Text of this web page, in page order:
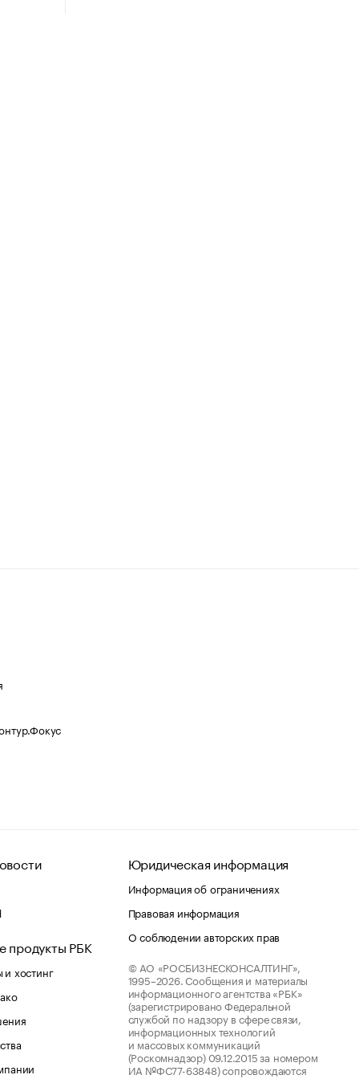
продукты РБК
хостинг
Юридическая информация
Информация об ограничениях
Правовая информация
О соблюдении авторских прав
© АО «РОСБИЗНЕСКОНСАЛТИНГ»,
1995–2026. Сообщения и материалы
информационного агентства «РБК»
(зарегистрировано Федеральной
службой по надзору в сфере связи,
информационных технологий
и массовых коммуникаций
(Роскомнадзор) 09.12.2015 за номером
ИА №ФС77-63848) сопровождаются